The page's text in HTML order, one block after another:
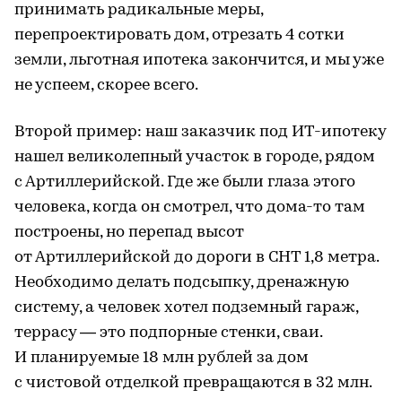
принимать радикальные меры,
перепроектировать дом, отрезать 4 сотки
земли, льготная ипотека закончится, и мы уже
не успеем, скорее всего.
Второй пример: наш заказчик под ИТ-ипотеку
нашел великолепный участок в городе, рядом
с Артиллерийской. Где же были глаза этого
человека, когда он смотрел, что дома-то там
построены, но перепад высот
от Артиллерийской до дороги в СНТ 1,8 метра.
Необходимо делать подсыпку, дренажную
систему, а человек хотел подземный гараж,
террасу — это подпорные стенки, сваи.
И планируемые 18 млн рублей за дом
с чистовой отделкой превращаются в 32 млн.